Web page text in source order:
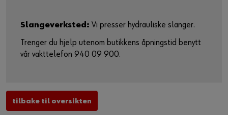
Slangeverksted: Vi presser hydrauliske slanger.
Trenger du hjelp utenom butikkens åpningstid benytt
vår vakttelefon 940 09 900.
tilbake til oversikten